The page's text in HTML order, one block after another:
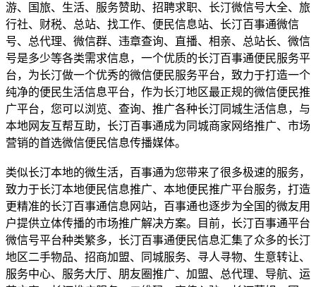
游、国旅、生活、服务赞助、招聘求职、长汀微信号大全、旅
行社、财税、总站、找工作、便民信息站、长汀百事通微信
号、总代理、微信群、违章查询、直播、相亲、总站长、微信
号是多少等各类需求信息，一个优质的长汀百事通便民服务平
台，为长汀做一个优秀的微信便民服务平台，致力于打造一个
纯净的便民生活信息平台，作为长汀地区最正规的微信便民推
广平台，您可以浏览、查询、推广各种长汀同城生活信息，与
本地网友互帮互助，长汀百事通成为同城商家网络推广、市场
营销的首选微信便民信息传播媒体。
类似长汀本地的微生活，百事通为您带来了很多极速的服务，
致力于长汀本地便民信息推广、本地便民推广平台服务，打造
更精准的长汀百事通信息网站，百事通也逐步为全国的微友用
户提供立体传播的市场推广解决方案。目前，长汀百事通平台
微信号平台种类繁多，长汀百事通便民信息汇集了众多的长汀
地区二手物品、招商加盟、同城服务、寻人寻物、生意转让、
服务中心、服务大厅、朋友圈推广、加盟、总代理、导航、运